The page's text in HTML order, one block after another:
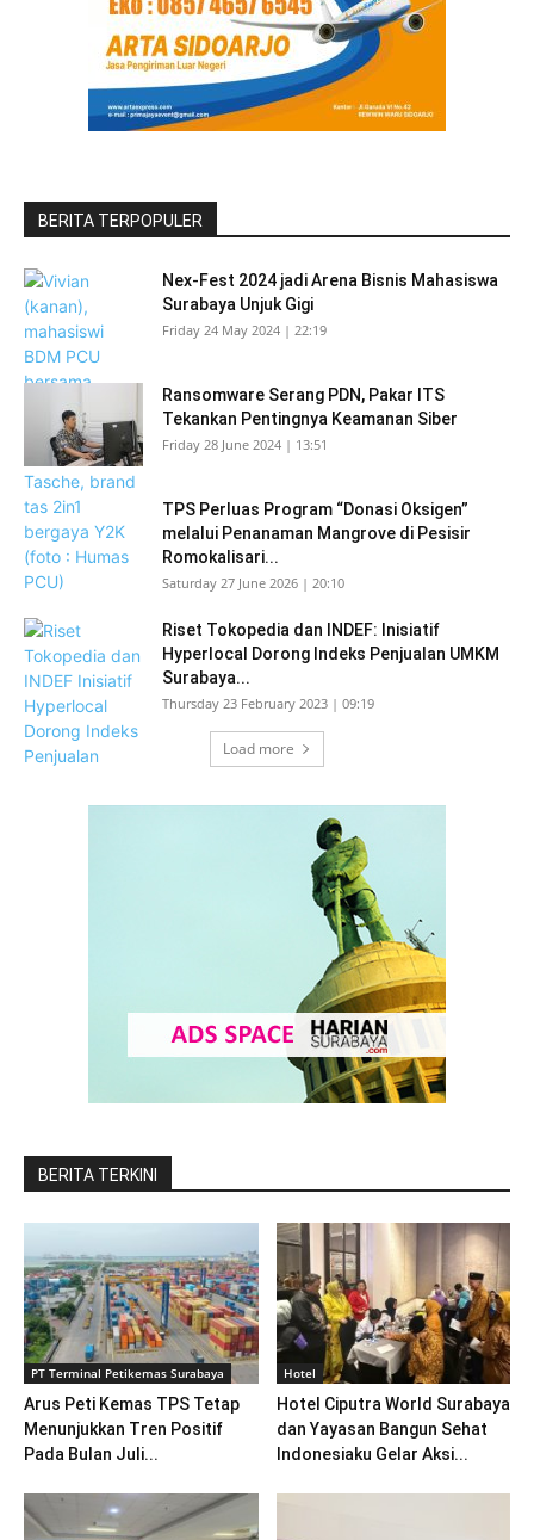
BERITA TERPOPULER
Nex-Fest 2024 jadi Arena Bisnis Mahasiswa
Surabaya Unjuk Gigi
Friday 24 May 2024 | 22:19
Ransomware Serang PDN, Pakar ITS
Tekankan Pentingnya Keamanan Siber
Friday 28 June 2024 | 13:51
TPS Perluas Program “Donasi Oksigen”
melalui Penanaman Mangrove di Pesisir
Romokalisari...
Saturday 27 June 2026 | 20:10
Riset Tokopedia dan INDEF: Inisiatif
Hyperlocal Dorong Indeks Penjualan UMKM
Surabaya...
Thursday 23 February 2023 | 09:19
Load more
BERITA TERKINI
PT Terminal Petikemas Surabaya
Arus Peti Kemas TPS Tetap
Menunjukkan Tren Positif
Pada Bulan Juli...
Hotel
Hotel Ciputra World Surabaya
dan Yayasan Bangun Sehat
Indonesiaku Gelar Aksi...